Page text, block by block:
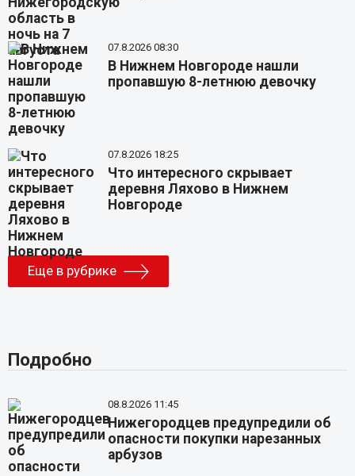
07.8.2026 08:30
В Нижнем Новгороде нашли
пропавшую 8-летнюю девочку
07.8.2026 18:25
Что интересного скрывает
деревня Ляхово в Нижнем
Новгороде
Еще в рубрике
Подробно
08.8.2026 11:45
Нижегородцев предупредили об
опасности покупки нарезанных
арбузов